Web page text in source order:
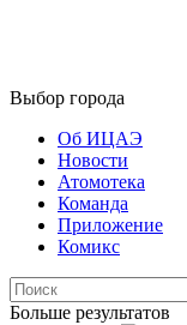
Выбор города
Об ИЦАЭ
Новости
Атомотека
Команда
Приложение
Комикс
Больше результатов